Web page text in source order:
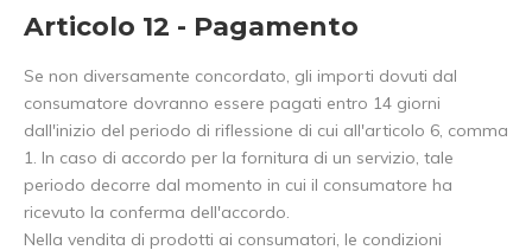
Articolo 12 - Pagamento
Se non diversamente concordato, gli importi dovuti dal
consumatore dovranno essere pagati entro 14 giorni
dall'inizio del periodo di riflessione di cui all'articolo 6, comma
1. In caso di accordo per la fornitura di un servizio, tale
periodo decorre dal momento in cui il consumatore ha
ricevuto la conferma dell'accordo.
Nella vendita di prodotti ai consumatori, le condizioni